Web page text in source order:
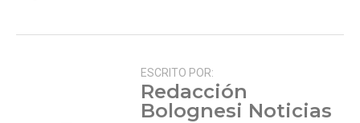
ESCRITO POR:
Redacción
Bolognesi Noticias